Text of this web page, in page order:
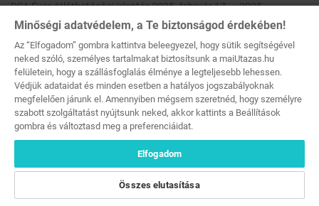
-24%
LEJÁRT!
79 570 Ft 59 900 Ft
-24%
LEJÁRT!
79 570 Ft 59 900 Ft
DSA Éves átláthatósági jelentés 2025. február 17. – 2025.
december 31. [Letöltés
]
DSA Éves átláthatósági jelentés 2024. február 17. – 2025. február
16. [Letöltés]
A weboldalon feltüntetett kedvezmények a szállások napi szobaáraiból (rack
rate) számolódnak.
Minden Jog Fenntartva © 2026 maiutazas.hu (MKEH Engedélyszám: U-
002044 [Szallas Group Zrt.])
Minőségi adatvédelem, a Te biztonságod érdekében!
Az “Elfogadom” gombra kattintva beleegyezel, hogy sütik segítségével
neked szóló, személyes tartalmakat biztosítsunk a maiUtazas.hu
felületein, hogy a szállásfoglalás élménye a legteljesebb lehessen.
Védjük adataidat és minden esetben a hatályos jogszabályoknak
megfelelően járunk el. Amennyiben mégsem szeretnéd, hogy személyre
szabott szolgáltatást nyújtsunk neked, akkor kattints a Beállítások
gombra és változtasd meg a preferenciáidat.
Elfogadom
Összes elutasítása